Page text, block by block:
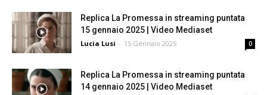
Replica La Promessa in streaming puntata
15 gennaio 2025 | Video Mediaset
Lucia Lusi - 15 Gennaio 2025 0
Replica La Promessa in streaming puntata
14 gennaio 2025 | Video Mediaset